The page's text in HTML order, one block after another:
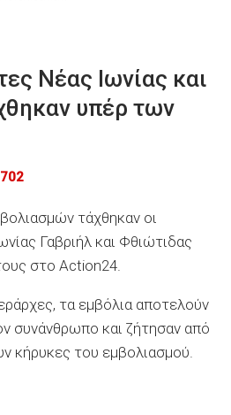
Νέας Ιωνίας και
υπέρ των
702
τάχθηκαν οι
Γαβριήλ και Φθιώτιδας
στο Action24.
τα εμβόλια αποτελούν
συνάνθρωπο και ζήτησαν από
κήρυκες του εμβολιασμού.